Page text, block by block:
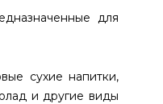
для
сухие напитки,
и другие виды